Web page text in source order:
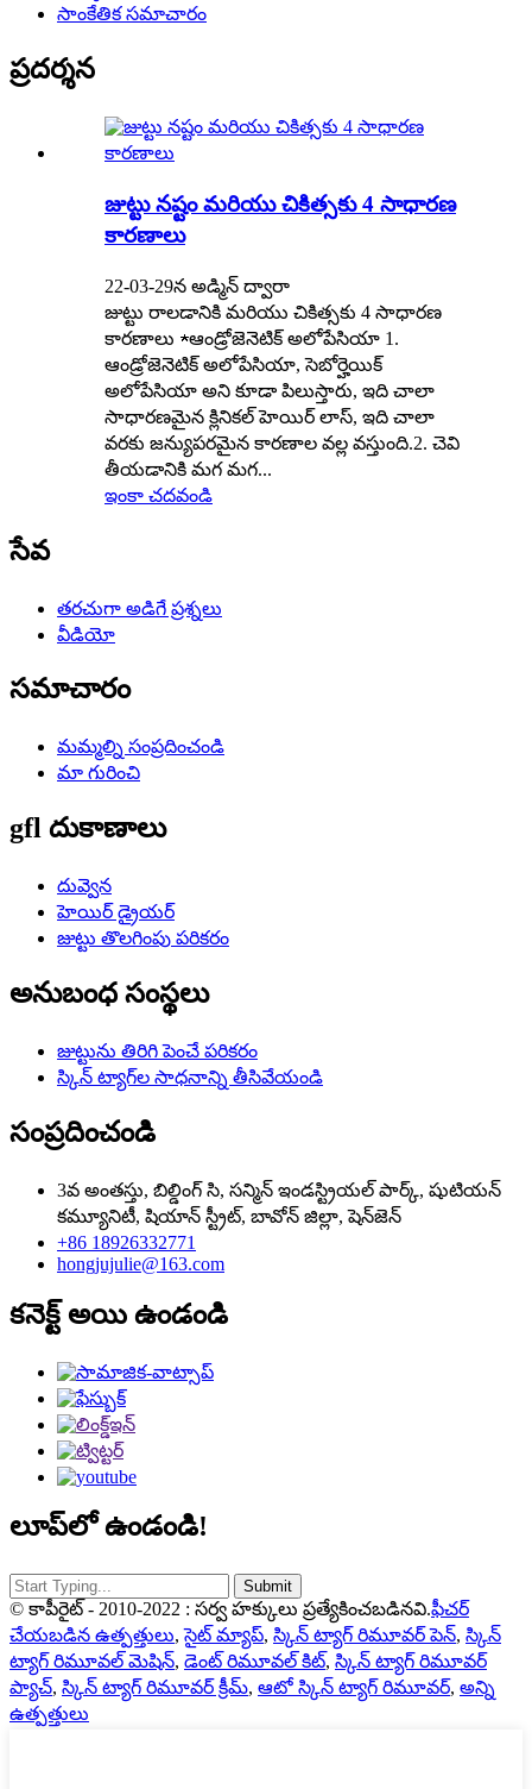
సాంకేతిక సమాచారం
ప్రదర్శన
జుట్టు నష్టం మరియు చికిత్సకు 4 సాధారణ
కారణాలు
22-03-29న అడ్మిన్ ద్వారా
జుట్టు రాలడానికి మరియు చికిత్సకు 4 సాధారణ
కారణాలు ★ఆండ్రోజెనెటిక్ అలోపేసియా 1.
ఆండ్రోజెనెటిక్ అలోపేసియా, సెబోర్హెయిక్
అలోపేసియా అని కూడా పిలుస్తారు, ఇది చాలా
సాధారణమైన క్లినికల్ హెయిర్ లాస్, ఇది చాలా
వరకు జన్యుపరమైన కారణాల వల్ల వస్తుంది.2. చెవి
తీయడానికి మగ మగ...
ఇంకా చదవండి
సేవ
తరచుగా అడిగే ప్రశ్నలు
వీడియో
సమాచారం
మమ్మల్ని సంప్రదించండి
మా గురించి
gfl దుకాణాలు
దువ్వెన
హెయిర్ డ్రైయర్
జుట్టు తొలగింపు పరికరం
అనుబంధ సంస్థలు
జుట్టును తిరిగి పెంచే పరికరం
స్కిన్ ట్యాగ్‌ల సాధనాన్ని తీసివేయండి
సంప్రదించండి
3వ అంతస్తు, బిల్డింగ్ సి, సన్మిన్ ఇండస్ట్రియల్ పార్క్, షుటియన్
కమ్యూనిటీ, షియాన్ స్ట్రీట్, బావోన్ జిల్లా, షెన్‌జెన్
+86 18926332771
hongjujulie@163.com
కనెక్ట్ అయి ఉండండి
లూప్‌లో ఉండండి!
© కాపీరైట్ - 2010-2022 : సర్వ హక్కులు ప్రత్యేకించబడినవి.ఫీచర్
చేయబడిన ఉత్పత్తులు,సైట్ మ్యాప్, స్కిన్ ట్యాగ్ రిమూవర్ పెన్, స్కిన్
ట్యాగ్ రిమూవల్ మెషిన్, డెంట్ రిమూవల్ కిట్, స్కిన్ ట్యాగ్ రిమూవర్
ప్యాచ్, స్కిన్ ట్యాగ్ రిమూవర్ క్రీమ్, ఆటో స్కిన్ ట్యాగ్ రిమూవర్, అన్ని
ఉత్పత్తులు